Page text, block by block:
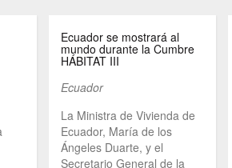
Ecuador se mostrará al
mundo durante la Cumbre
HÁBITAT III
Ecuador
La Ministra de Vivienda de
Ecuador, María de los
Ángeles Duarte, y el
Secretario General de la